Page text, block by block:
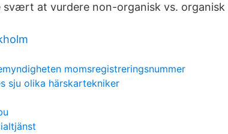
at vurdere non-organisk vs. organisk
momsregistreringsnummer
sju olika härskartekniker